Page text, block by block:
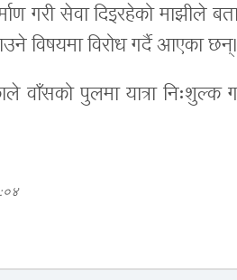
गरी सेवा दिइरहेको माझीले
विषयमा विरोध गर्दै आएका छन्।
वाँसको पुलमा यात्रा निःशुल्क